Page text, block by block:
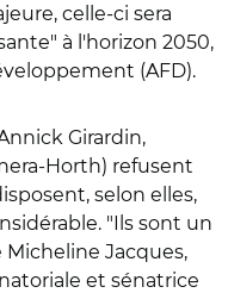
celle-ci sera
à l'horizon 2050,
(AFD).
Girardin,
Horth) refusent
selon elles,
"Ils sont un
Jacques,
et sénatrice